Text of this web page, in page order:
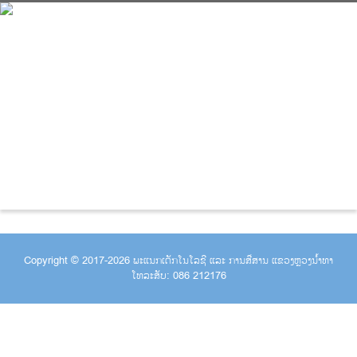
Copyright © 2017-2026 ພະແນກເຕັກ​ໂນ​ໂລ​ຊີ ແລະ ການສື່ສານ ແຂວງຫຼວງນໍ້າທາ
ໂທລະສັບ: 086 212176